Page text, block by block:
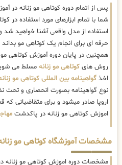
پس از اتمام دوره کوتاهی مو زنانه در
شما با تمام ابزارهای مورد استفاده در
استفاده از مدل واقعی آشنا خواهید
حرفه ای برای انجام یک کوتاهی مو
همچنین در پایان دوره آموزش کوتاهی
روش های کوتاهی مو زنانه مسلط می
اخذ گواهینامه بین المللی کوتاهی مو
نوع گواهینامه بصورت انحصاری و
اروپا صادر میشود و برای متقاضیانی
اموزش کوتاهی مو زنانه در پاکدشت
مشخصات آموزشگاه کوتاهی مو
مشخصات دوره اموزش کوتاهی مو زنانه